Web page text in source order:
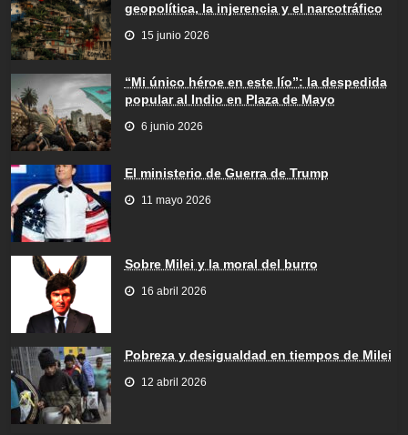
geopolítica, la injerencia y el narcotráfico
15 junio 2026
“Mi único héroe en este lío”: la despedida
popular al Indio en Plaza de Mayo
6 junio 2026
El ministerio de Guerra de Trump
11 mayo 2026
Sobre Milei y la moral del burro
16 abril 2026
Pobreza y desigualdad en tiempos de Milei
12 abril 2026